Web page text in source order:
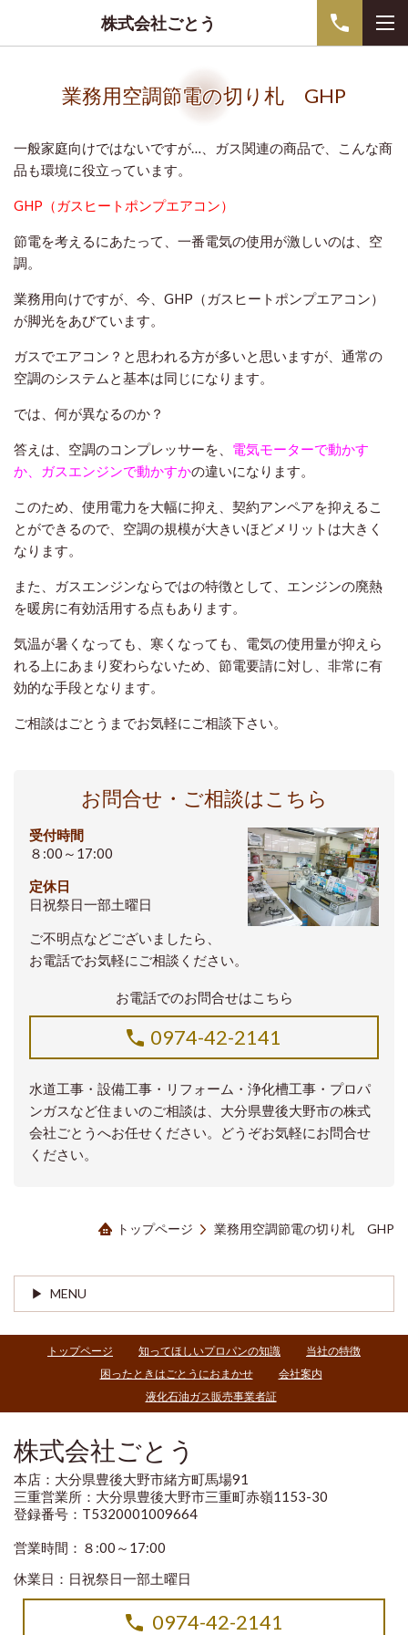
株式会社ごとう
業務用空調節電の切り札 GHP
一般家庭向けではないですが…、ガス関連の商品で、こんな商
品も環境に役立っています。
GHP（ガスヒートポンプエアコン）
節電を考えるにあたって、一番電気の使用が激しいのは、空
調。
業務用向けですが、今、GHP（ガスヒートポンプエアコン）
が脚光をあびています。
ガスでエアコン？と思われる方が多いと思いますが、通常の
空調のシステムと基本は同じになります。
では、何が異なるのか？
答えは、空調のコンプレッサーを、 電気モーターで動かす
か、ガスエンジンで動かすかの違いになります。
このため、使用電力を大幅に抑え、契約アンペアを抑えるこ
とができるので、空調の規模が大きいほどメリットは大きく
なります。
また、ガスエンジンならではの特徴として、エンジンの廃熱
を暖房に有効活用する点もあります。
気温が暑くなっても、寒くなっても、電気の使用量が抑えら
れる上にあまり変わらないため、節電要請に対し、非常に有
効的な手段となります。
ご相談はごとうまでお気軽にご相談下さい。
お問合せ・ご相談はこちら
受付時間
８:00～17:00
定休日
日祝祭日一部土曜日
ご不明点などございましたら、
お電話でお気軽にご相談ください。
お電話でのお問合せはこちら
0974-42-2141
水道工事・設備工事・リフォーム・浄化槽工事・プロパ
ンガスなど住まいのご相談は、大分県豊後大野市の株式
会社ごとうへお任せください。どうぞお気軽にお問合せ
ください。
トップページ 業務用空調節電の切り札 GHP
MENU
トップページ 知ってほしいプロパンの知識
当社の特徴
困ったときはごとうにおまかせ
会社案内
液化石油ガス販売事業者証
株式会社ごとう
本店：大分県豊後大野市緒方町馬場91
三重営業所：大分県豊後大野市三重町赤嶺1153-30
登録番号：T5320001009664
営業時間：８:00～17:00
休業日：日祝祭日一部土曜日
0974-42-2141